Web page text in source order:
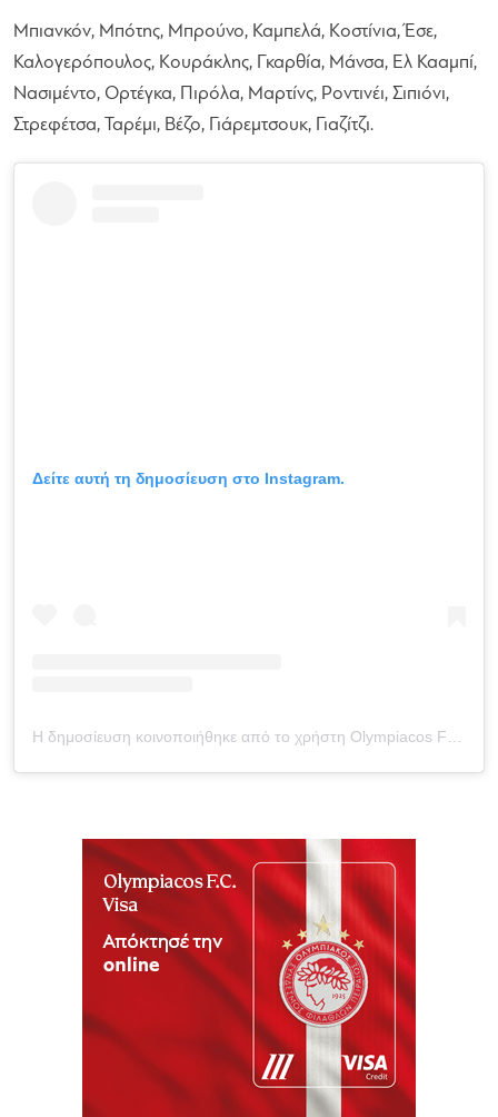
Μπιανκόν, Μπότης, Μπρούνο, Καμπελά, Κοστίνια, Έσε,
Καλογερόπουλος, Κουράκλης, Γκαρθία, Μάνσα, Ελ Κααμπί,
Νασιμέντο, Ορτέγκα, Πιρόλα, Μαρτίνς, Ροντινέι, Σιπιόνι,
Στρεφέτσα, Ταρέμι, Βέζο, Γιάρεμτσουκ, Γιαζίτζι.
Δείτε αυτή τη δημοσίευση στο Instagram.